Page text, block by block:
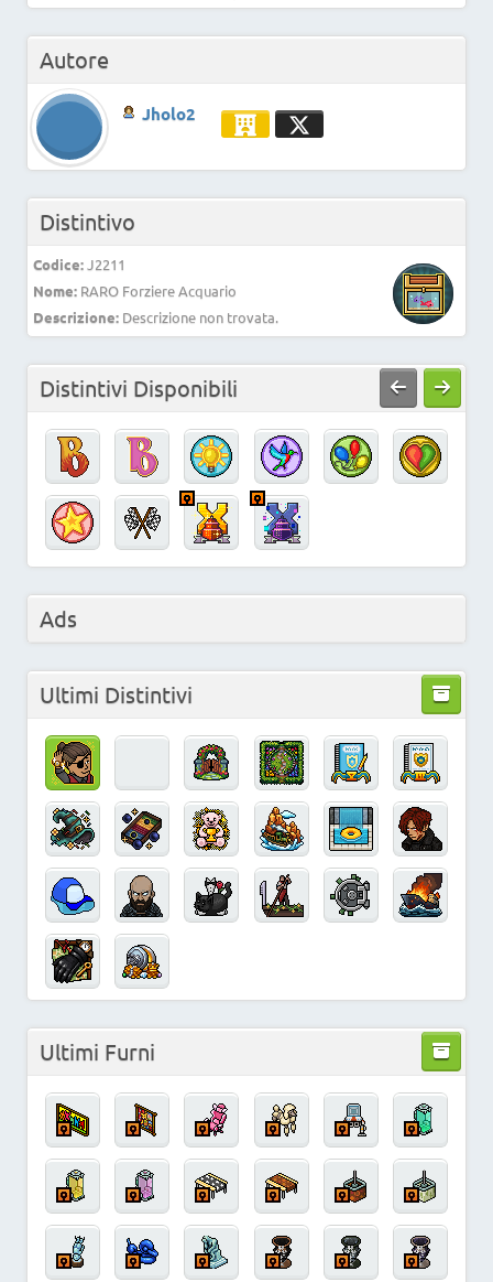
Autore
Jholo2
Distintivo
Codice:J2211
Nome: RARO Forziere Acquario
Descrizione: Descrizione non trovata.
Distintivi Disponibili
Ads
Ultimi Distintivi
Ultimi Furni